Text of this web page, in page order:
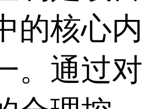
的核心内
。通过对